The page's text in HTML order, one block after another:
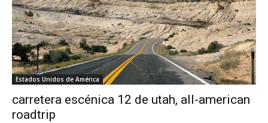
Thru
My
Estados Unidos de América
carretera escénica 12 de utah, all-american
roadtrip